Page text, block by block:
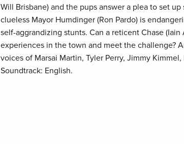
Will Brisbane) and the pups answer a plea to set
clueless Mayor Humdinger (Ron Pardo) is
self-aggrandizing stunts. Can a reticent Chase
experiences in the town and meet the challenge?
voices of Marsai Martin, Tyler Perry, Jimmy
Soundtrack: English.